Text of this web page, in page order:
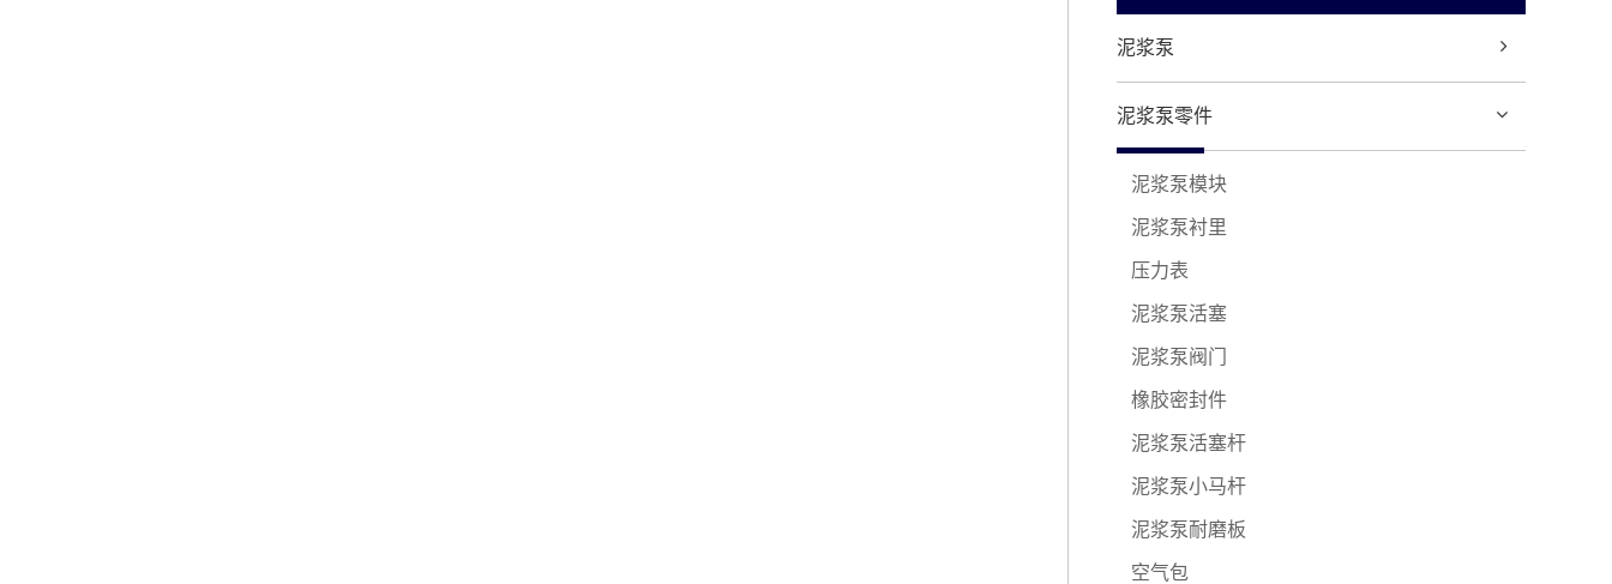
泥浆泵
泥浆泵零件
泥浆泵模块
泥浆泵衬里
压力表
泥浆泵活塞
泥浆泵阀门
橡胶密封件
泥浆泵活塞杆
泥浆泵小马杆
泥浆泵耐磨板
空气包